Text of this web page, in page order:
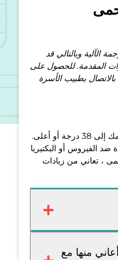
الآلية وبالتالي قد
المقدمة. للحصول على
بطبيب الأسرة
مع الحمى، ترتفع درجة حرارة جسمك إلى 38 درجة أو أعلى.
الفيروس أو البكتيريا
، تعاني من زيادات
منها مع